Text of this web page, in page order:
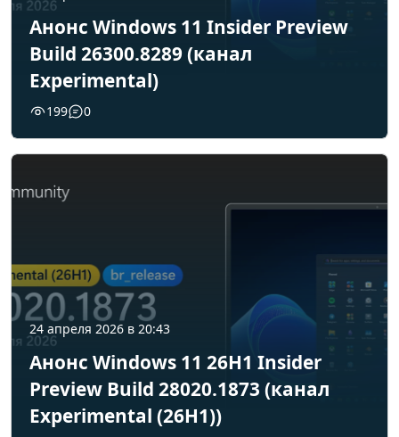
Анонс Windows 11 Insider Preview
Build 26300.8289 (канал
Experimental)
199 0
24 апреля 2026 в 20:43
Анонс Windows 11 26H1 Insider
Preview Build 28020.1873 (канал
Experimental (26H1))